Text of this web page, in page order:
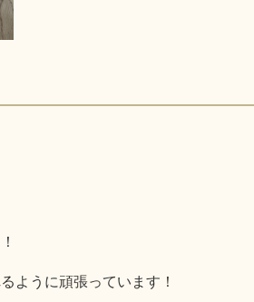
ように頑張っています！